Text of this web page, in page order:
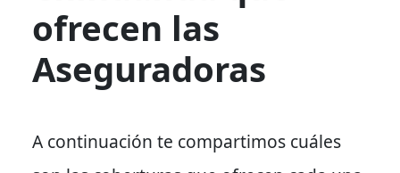
ofrecen las
Aseguradoras
A continuación te compartimos cuáles